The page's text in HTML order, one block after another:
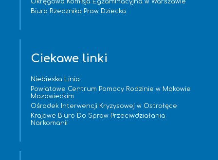
Okręgowa Komisja Egzaminacyjna w Warszawie
Biuro Rzecznika Praw Dziecka
Ciekawe linki
Niebieska Linia
Powiatowe Centrum Pomocy Rodzinie w Makowie
Mazowieckim
Ośrodek Interwencji Kryzysowej w Ostrołęce
Krajowe Biuro Do Spraw Przeciwdziałania
Narkomanii